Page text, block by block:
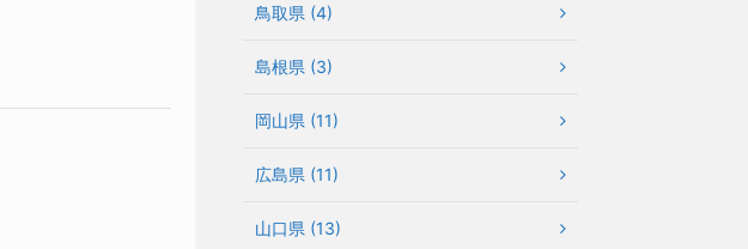
鳥取県 (4)
島根県 (3)
岡山県 (11)
広島県 (11)
山口県 (13)